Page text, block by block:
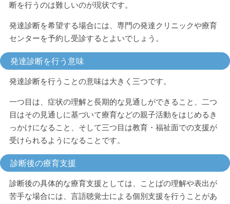
断を行うのは難しいのが現状です。
発達診断を希望する場合には、専門の発達クリニックや療育
センターを予約し受診するとよいでしょう。
発達診断を行う意味
発達診断を行うことの意味は大きく三つです。
一つ目は、症状の理解と長期的な見通しができること、二つ
目はその見通しに基づいて療育などの親子活動をはじめるき
っかけになること、そして三つ目は教育・福祉面での支援が
受けられるようになることです。
診断後の療育支援
診断後の具体的な療育支援としては、ことばの理解や表出が
苦手な場合には、言語聴覚士による個別支援を行うことがあ